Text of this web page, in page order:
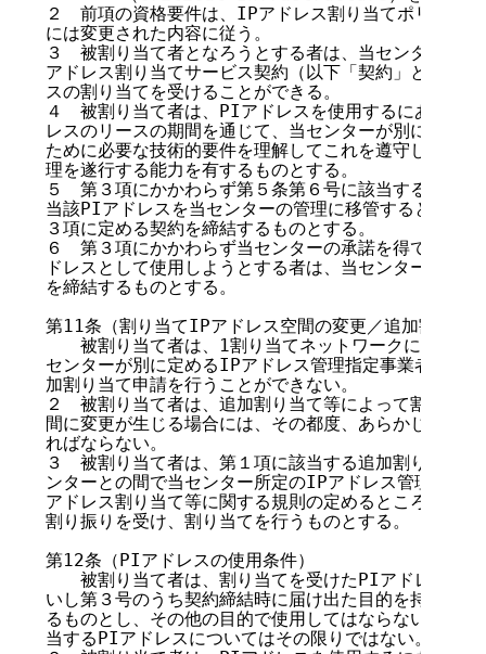
２　前項の資格要件は、IPアドレス割り当てポリシー
には変更された内容に従う。
３　被割り当て者となろうとする者は、当センターと
アドレス割り当てサービス契約（以下「契約」という
スの割り当てを受けることができる。
４　被割り当て者は、PIアドレスを使用するにあたり
レスのリースの期間を通じて、当センターが別に定め
ために必要な技術的要件を理解してこれを遵守し、そ
理を遂行する能力を有するものとする。
５　第３項にかかわらず第５条第６号に該当するPIア
当該PIアドレスを当センターの管理に移管するときは
３項に定める契約を締結するものとする。
６　第３項にかかわらず当センターの承諾を得てIPア
ドレスとして使用しようとする者は、当センターとの
を締結するものとする。
第11条（割り当てIPアドレス空間の変更／追加割り当
被割り当て者は、1割り当てネットワークに対する
センターが別に定めるIPアドレス管理指定事業者の要
加割り当て申請を行うことができない。
２　被割り当て者は、追加割り当て等によって割り当
間に変更が生じる場合には、その都度、あらかじめ契
ればならない。
３　被割り当て者は、第１項に該当する追加割り当て
ンターとの間で当センター所定のIPアドレス管理指定
アドレス割り当て等に関する規則の定めるところに従
割り振りを受け、割り当てを行うものとする。
第12条（PIアドレスの使用条件）
被割り当て者は、割り当てを受けたPIアドレスを、
いし第３号のうち契約締結時に届け出た目的を持つネ
るものとし、その他の目的で使用してはならない。た
当するPIアドレスについてはその限りではない。